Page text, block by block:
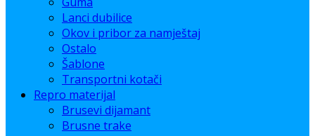
Lanci dubilice
Okov i pribor za namještaj
Ostalo
Šablone
Transportni kotači
Repro materijal
Brusevi dijamant
Brusne trake